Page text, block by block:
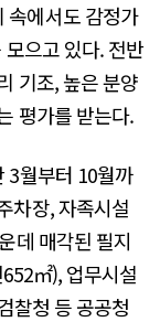
속에서도 감정가
으고 있다. 전반
기조, 높은 분양
평가를 받는다.
3월부터 10월까
차장, 자족시설
데 매각된 필지
㎡), 업무시설
찰청 등 공공청